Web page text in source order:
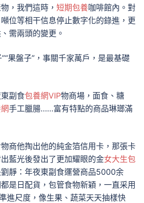
，我們這時， 短期包養咖啡館內。對
位等相干信息停止數字化的錄進，更
需兩頭的變更。
”“果盤子”，事關千家萬戶，是最基礎
副食包養網VIP物商場，面食、糖
手工臘腸……富有特點的商品琳瑯滿
商他掏出他的純金箔信用卡，那張卡
藍光後發出了更加耀眼的金女大生包
靜：年夜東副食運營商品5000余
是日配貨，包管食物新穎，一直采用
進尺度，像生果、蔬菜天天抽樣快